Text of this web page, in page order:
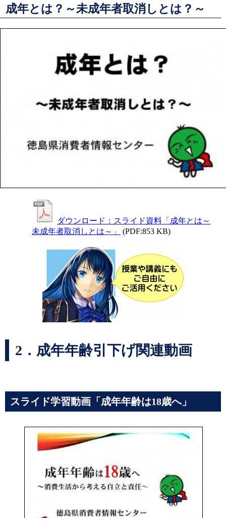
成年とは？～未成年者取消しとは？～
ダウンロード：スライド資料「成年とは～
未成年者取消しとは～」
(PDF:853 KB)
2．成年年齢引下げ関連動画
スライド学習動画「成年年齢は18歳へ」